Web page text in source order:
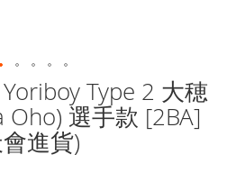
Type 2 大穂
選手款 [2BA]
進貨)